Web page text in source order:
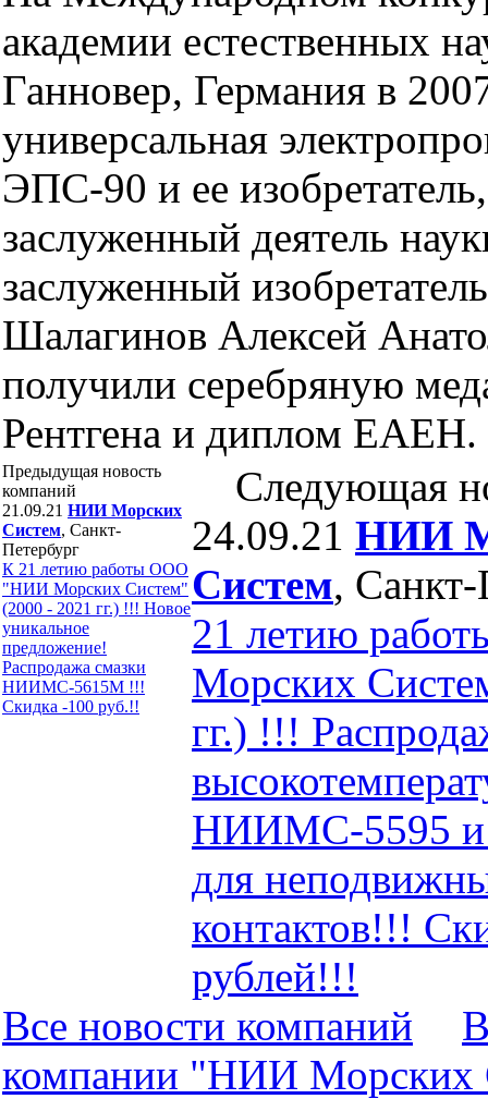
академии естественных
Ганновер, Германия в
универсальная
ЭПС-90 и ее
заслуженный деятель
заслуженный
Шалагинов Алексей
получили серебряную
Рентгена и диплом ЕАЕН.
Предыдущая новость
компаний
21.09.21 НИИ Морских
Систем, Санкт-
Петербург
К 21 летию работы ООО
"НИИ Морских Систем"
(2000 - 2021 гг.) !!! Новое
уникальное
предложение!
Распродажа смазки
НИИМС-5615М !!!
Скидка -100 руб.!!
Следующая
24.09.21 НИИ
Систем, Санкт-
21 летию
Морских
гг.) !!!
НИИМС-5595
для
контактов!!!
рублей!!!
Все новости компaний
компaнии "НИИ